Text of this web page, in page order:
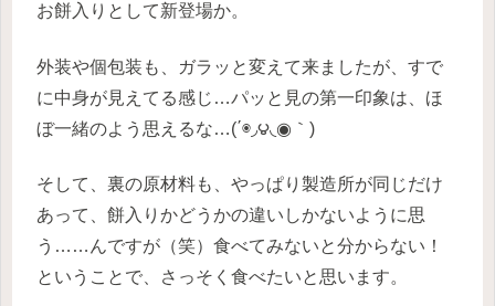
お餅入りとして新登場か。
外装や個包装も、ガラッと変えて来ましたが、すで
に中身が見えてる感じ…パッと見の第一印象は、ほ
ぼ一緒のよう思えるな…(΄◉◞౪◟◉｀)
そして、裏の原材料も、やっぱり製造所が同じだけ
あって、餅入りかどうかの違いしかないように思
う……んですが（笑）食べてみないと分からない！
ということで、さっそく食べたいと思います。